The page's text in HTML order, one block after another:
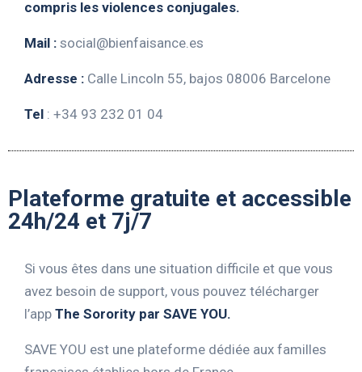
compris les violences conjugales.
Mail : social@bienfaisance.es
Adresse : Calle Lincoln 55, bajos 08006 Barcelone
Tel : +34 93 232 01 04
Plateforme gratuite et accessible
24h/24 et 7j/7
Si vous êtes dans une situation difficile et que vous
avez besoin de support, vous pouvez télécharger
l’app The Sorority par SAVE YOU.
SAVE YOU est une plateforme dédiée aux familles